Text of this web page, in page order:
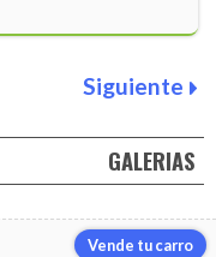
Siguiente
GALERIAS
Vende tu carro